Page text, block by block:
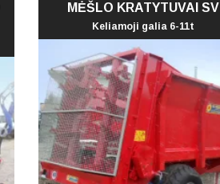
MĖŠLO KRATYTUVAI SV
Keliamoji galia 6-11t